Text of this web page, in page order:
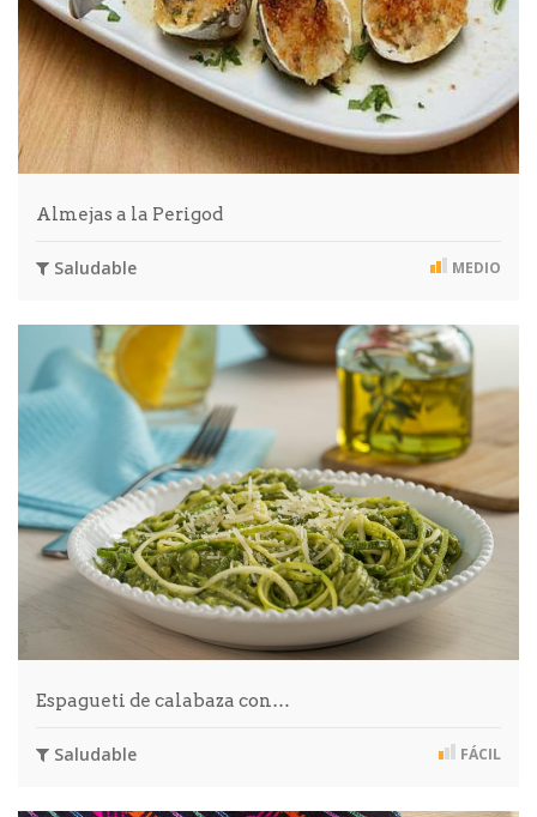
Almejas a la Perigod
Saludable MEDIO
Espagueti de calabaza con…
Saludable FÁCIL